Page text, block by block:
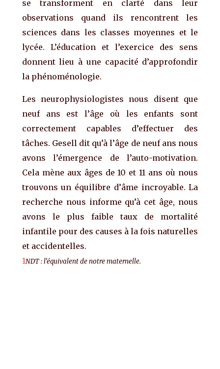
se transforment en clarté dans leur
observations quand ils rencontrent les
sciences dans les classes moyennes et le
lycée. L’éducation et l’exercice des sens
donnent lieu à une capacité d’approfondir
la phénoménologie.
Les neurophysiologistes nous disent que
neuf ans est l’âge où les enfants sont
correctement capables d’effectuer des
tâches. Gesell dit qu’à l’âge de neuf ans nous
avons l’émergence de l’auto-motivation.
Cela mène aux âges de 10 et 11 ans où nous
trouvons un équilibre d’âme incroyable. La
recherche nous informe qu’à cet âge, nous
avons le plus faible taux de mortalité
infantile pour des causes à la fois naturelles
et accidentelles.
1NDT : l’équivalent de notre maternelle.